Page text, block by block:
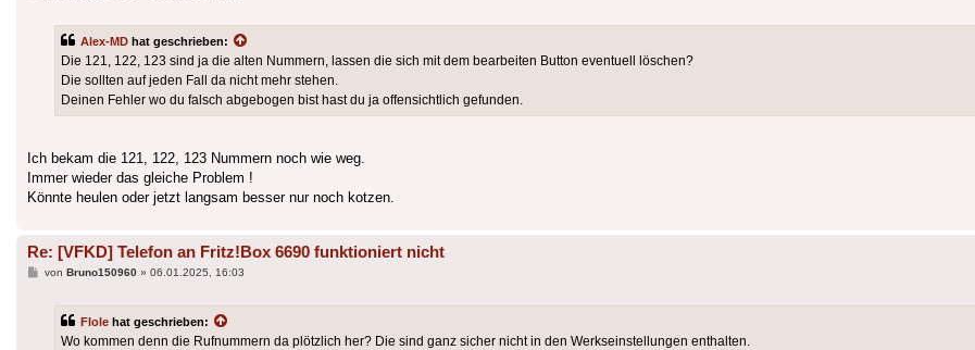
Alex-MD hat geschrieben:
Die 121, 122, 123 sind ja die alten Nummern, lassen die sich mit dem bearbeiten Button eventuell löschen?
Die sollten auf jeden Fall da nicht mehr stehen.
Deinen Fehler wo du falsch abgebogen bist hast du ja offensichtlich gefunden.
Ich bekam die 121, 122, 123 Nummern noch wie weg.
Immer wieder das gleiche Problem !
Könnte heulen oder jetzt langsam besser nur noch kotzen.
Re: [VFKD] Telefon an Fritz!Box 6690 funktioniert nicht
Beitrag
von Bruno150960» 06.01.2025, 16:03
Flole hat geschrieben:
Wo kommen denn die Rufnummern da plötzlich her? Die sind ganz sicher nicht in den Werkseinstellungen enthalten.